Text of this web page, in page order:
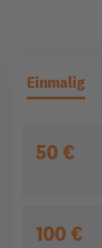
Einmalig
50 €
100 €